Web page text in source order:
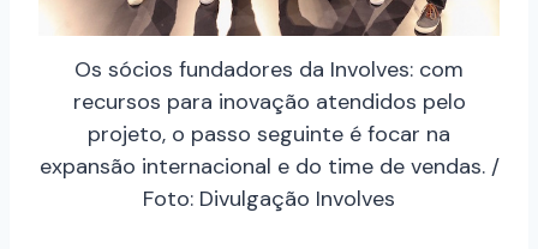
Os sócios fundadores da Involves: com
recursos para inovação atendidos pelo
projeto, o passo seguinte é focar na
expansão internacional e do time de vendas. /
Foto: Divulgação Involves